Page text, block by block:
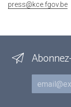
press@kce.fgov.be
Courriel